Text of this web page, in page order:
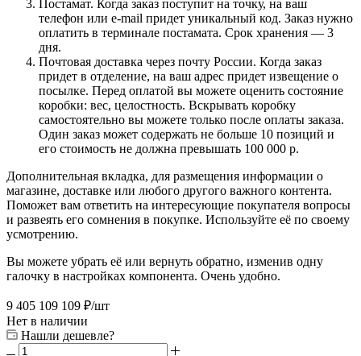
Постамат. Когда заказ поступит на точку, на ваш
телефон или e-mail придет уникальный код. Заказ нужно
оплатить в терминале постамата. Срок хранения — 3
дня.
Почтовая доставка через почту России. Когда заказ
придет в отделение, на ваш адрес придет извещение о
посылке. Перед оплатой вы можете оценить состояние
коробки: вес, целостность. Вскрывать коробку
самостоятельно вы можете только после оплаты заказа.
Один заказ может содержать не больше 10 позиций и
его стоимость не должна превышать 100 000 р.
Дополнительная вкладка, для размещения информации о
магазине, доставке или любого другого важного контента.
Поможет вам ответить на интересующие покупателя вопросы
и развеять его сомнения в покупке. Используйте её по своему
усмотрению.
Вы можете убрать её или вернуть обратно, изменив одну
галочку в настройках компонента. Очень удобно.
9 405 109 109 ₽/шт
Нет в наличии
Нашли дешевле?